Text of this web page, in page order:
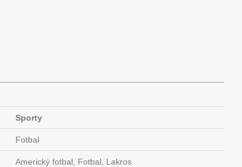
Sporty
Fotbal
Americký fotbal, Fotbal, Lakros